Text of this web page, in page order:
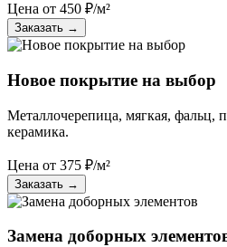
Цена от 450 ₽/м²
Заказать →
Новое покрытие на выбор
Металлочерепица, мягкая, фальц,
керамика.
Цена от 375 ₽/м²
Заказать →
Замена доборных